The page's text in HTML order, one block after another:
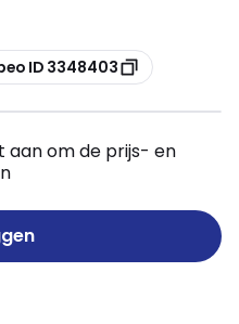
ID 3348403
aan om de prijs- en